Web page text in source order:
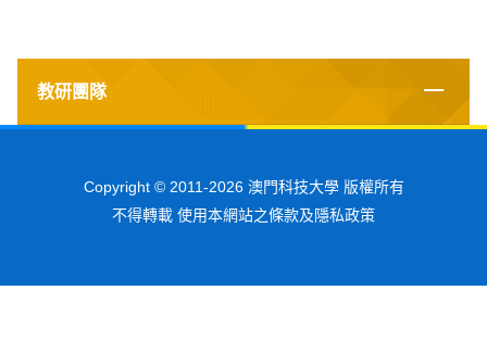
教研團隊
Copyright © 2011-2026 澳門科技大學 版權所有
不得轉載 使用本網站之條款及隱私政策